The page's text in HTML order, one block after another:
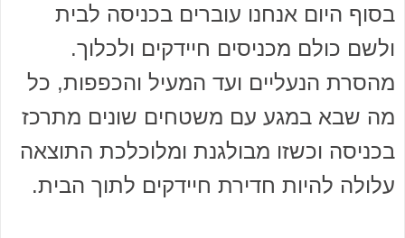
בסוף היום אנחנו עוברים בכניסה לבית
ולשם כולם מכניסים חיידקים ולכלוך.
מהסרת הנעליים ועד המעיל והכפפות, כל
מה שבא במגע עם משטחים שונים מתרכז
בכניסה וכשזו מבולגנת ומלוכלכת התוצאה
עלולה להיות חדירת חיידקים לתוך הבית.